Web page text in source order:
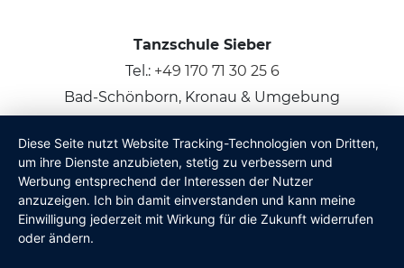
Tanzschule Sieber
Tel.: +49 170 71 30 25 6
Bad-Schönborn, Kronau & Umgebung
© 2026 Claus Sieber
Diese Seite nutzt Website Tracking-Technologien von Dritten,
um ihre Dienste anzubieten, stetig zu verbessern und
Werbung entsprechend der Interessen der Nutzer
anzuzeigen. Ich bin damit einverstanden und kann meine
Einwilligung jederzeit mit Wirkung für die Zukunft widerrufen
oder ändern.